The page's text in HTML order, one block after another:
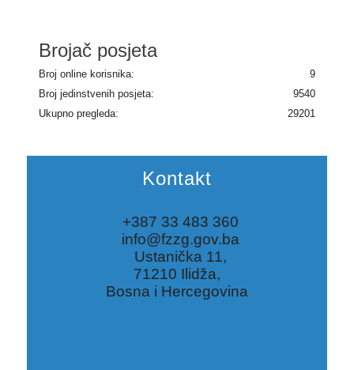
Brojač posjeta
Broj online korisnika:
9
Broj jedinstvenih posjeta:
9540
Ukupno pregleda:
29201
Kontakt
+387 33 483 360
info@fzzg.gov.ba
Ustanička 11,
71210 Ilidža,
Bosna i Hercegovina